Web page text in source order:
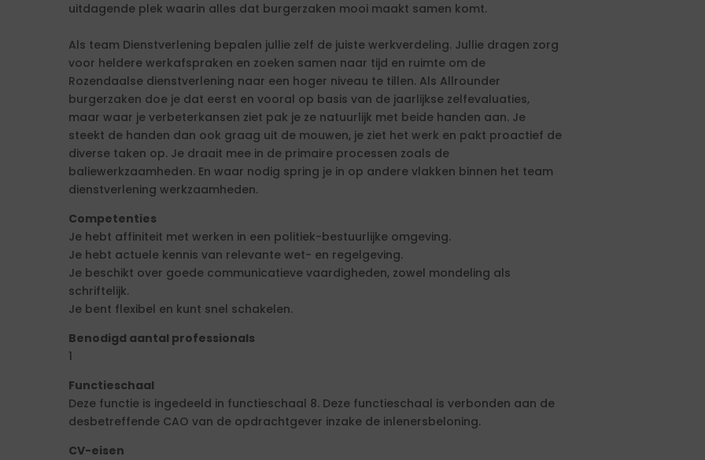
uitdagende plek waarin alles dat burgerzaken mooi maakt samen komt.
Als team Dienstverlening bepalen jullie zelf de juiste werkverdeling. Jullie dragen zorg
voor heldere werkafspraken en zoeken samen naar tijd en ruimte om de
Rozendaalse dienstverlening naar een hoger niveau te tillen. Als Allrounder
burgerzaken doe je dat eerst en vooral op basis van de jaarlijkse zelfevaluaties,
maar waar je verbeterkansen ziet pak je ze natuurlijk met beide handen aan. Je
steekt de handen dan ook graag uit de mouwen, je ziet het werk en pakt proactief de
diverse taken op. Je draait mee in de primaire processen zoals de
baliewerkzaamheden. En waar nodig spring je in op andere vlakken binnen het team
dienstverlening werkzaamheden.
Competenties
Je hebt affiniteit met werken in een politiek-bestuurlijke omgeving.
Je hebt actuele kennis van relevante wet- en regelgeving.
Je beschikt over goede communicatieve vaardigheden, zowel mondeling als
schriftelijk.
Je bent flexibel en kunt snel schakelen.
Benodigd aantal professionals
1
Functieschaal
Deze functie is ingedeeld in functieschaal 8. Deze functieschaal is verbonden aan de
desbetreffende CAO van de opdrachtgever inzake de inlenersbeloning.
CV-eisen